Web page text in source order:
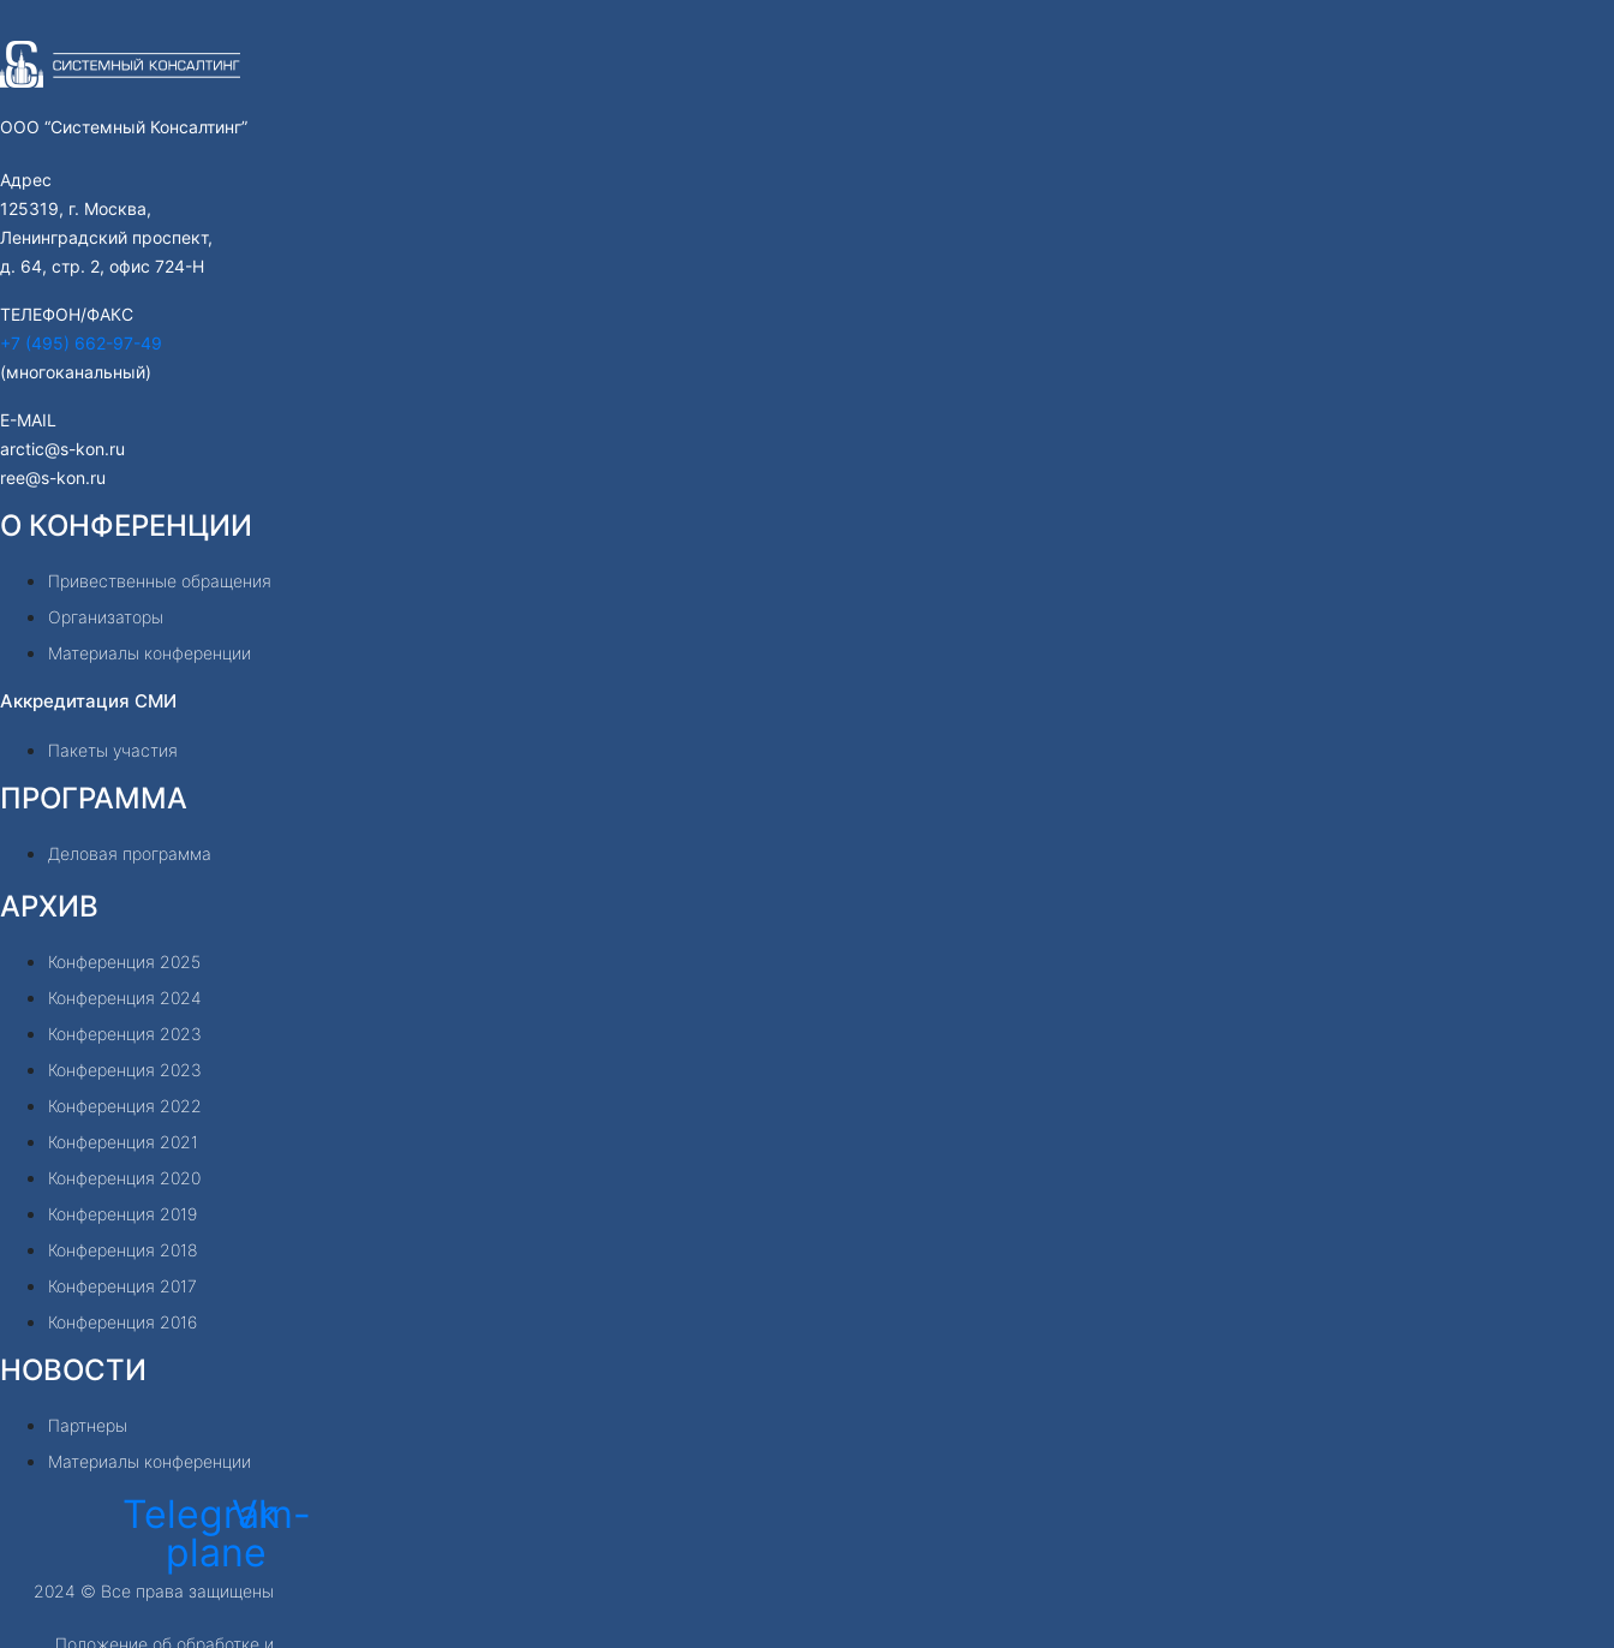
ООО “Системный Консалтинг”
Адрес
125319, г. Москва,
Ленинградский проспект,
д. 64, стр. 2, офис 724-Н
ТЕЛЕФОН/ФАКС
+7 (495) 662-97-49
(многоканальный)
E-MAIL
arctic@s-kon.ru
ree@s-kon.ru
О КОНФЕРЕНЦИИ
Привественные обращения
Организаторы
Материалы конференции
Аккредитация СМИ
Пакеты участия
ПРОГРАММА
Деловая программа
АРХИВ
Конференция 2025
Конференция 2024
Конференция 2023
Конференция 2023
Конференция 2022
Конференция 2021
Конференция 2020
Конференция 2019
Конференция 2018
Конференция 2017
Конференция 2016
НОВОСТИ
Партнеры
Материалы конференции
Telegram-
plane
Vk
2024 © Все права защищены
Положение об обработке и